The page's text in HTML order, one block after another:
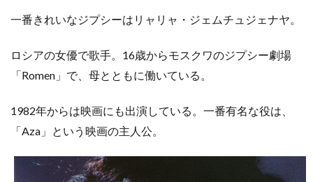
一番きれいなジプシーはリャリャ・ジェムチュジェナヤ。
ロシアの女優で歌手。16歳からモスクワのジプシー劇場
「Romen」で、母とともに働いている。
1982年からは映画にも出演している。一番有名な役は、
「Aza」という映画の主人公。